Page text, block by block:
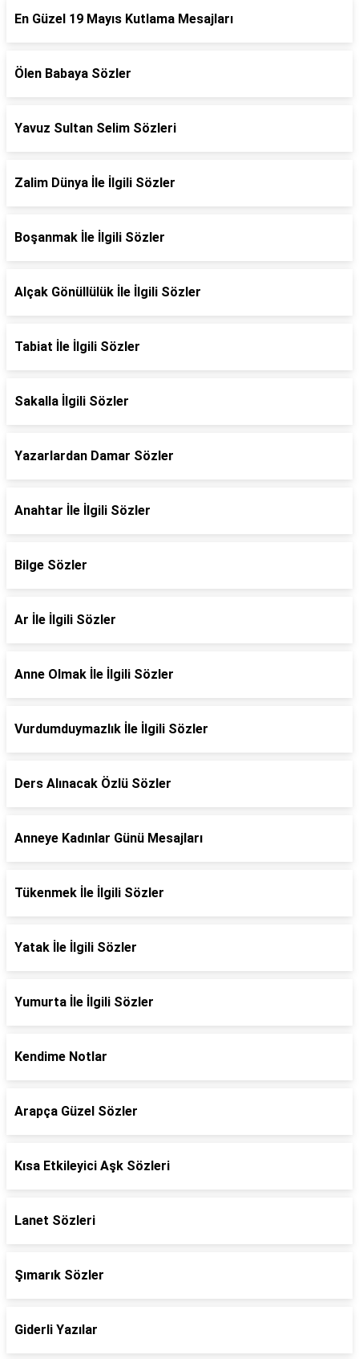
En Güzel 19 Mayıs Kutlama Mesajları
Ölen Babaya Sözler
Yavuz Sultan Selim Sözleri
Zalim Dünya İle İlgili Sözler
Boşanmak İle İlgili Sözler
Alçak Gönüllülük İle İlgili Sözler
Tabiat İle İlgili Sözler
Sakalla İlgili Sözler
Yazarlardan Damar Sözler
Anahtar İle İlgili Sözler
Bilge Sözler
Ar İle İlgili Sözler
Anne Olmak İle İlgili Sözler
Vurdumduymazlık İle İlgili Sözler
Ders Alınacak Özlü Sözler
Anneye Kadınlar Günü Mesajları
Tükenmek İle İlgili Sözler
Yatak İle İlgili Sözler
Yumurta İle İlgili Sözler
Kendime Notlar
Arapça Güzel Sözler
Kısa Etkileyici Aşk Sözleri
Lanet Sözleri
Şımarık Sözler
Giderli Yazılar